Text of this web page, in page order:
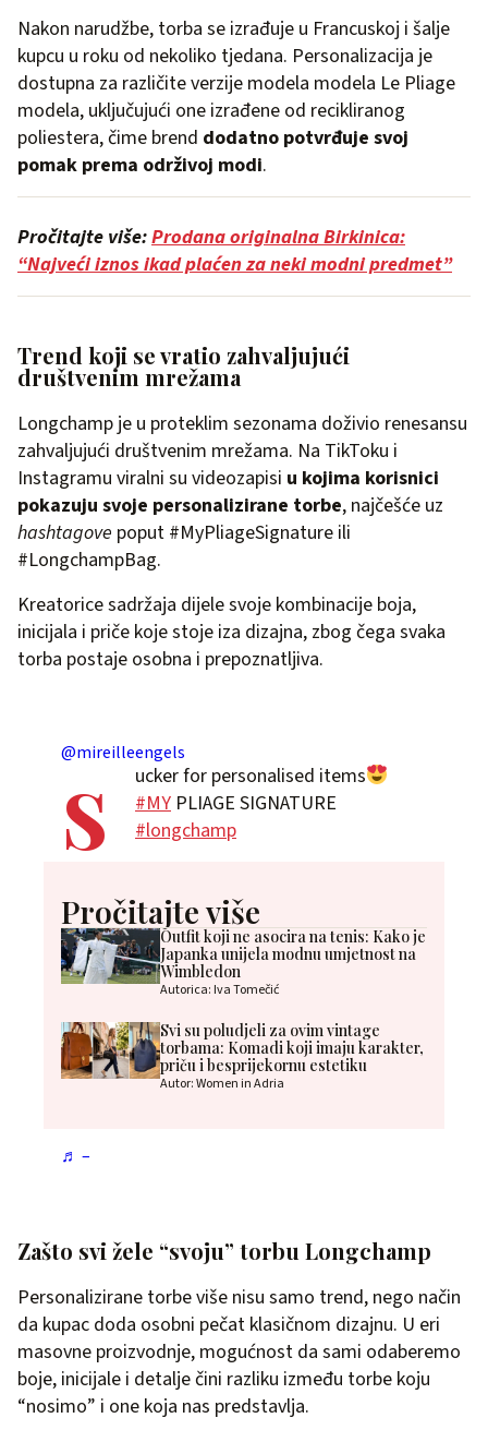
Nakon narudžbe, torba se izrađuje u Francuskoj i šalje
kupcu u roku od nekoliko tjedana. Personalizacija je
dostupna za različite verzije modela modela Le Pliage
modela, uključujući one izrađene od recikliranog
poliestera, čime brend dodatno potvrđuje svoj
pomak prema održivoj modi.
Pročitajte više:Prodana originalna Birkinica:
“Najveći iznos ikad plaćen za neki modni predmet”
Trend koji se vratio zahvaljujući
društvenim mrežama
Longchamp je u proteklim sezonama doživio renesansu
zahvaljujući društvenim mrežama. Na TikToku i
Instagramu viralni su videozapisi u kojima korisnici
pokazuju svoje personalizirane torbe, najčešće uz
hashtagove poput #MyPliageSignature ili
#LongchampBag.
Kreatorice sadržaja dijele svoje kombinacije boja,
inicijala i priče koje stoje iza dizajna, zbog čega svaka
torba postaje osobna i prepoznatljiva.
@mireilleengels
s
ucker for personalised items
#MY PLIAGE SIGNATURE
#longchamp
Pročitajte više
Outfit koji ne asocira na tenis: Kako je
Japanka unijela modnu umjetnost na
Wimbledon
Autorica: Iva Tomečić
Svi su poludjeli za ovim vintage
torbama: Komadi koji imaju karakter,
priču i besprijekornu estetiku
Autor: Women in Adria
♬ –
Zašto svi žele “svoju” torbu Longchamp
Personalizirane torbe više nisu samo trend, nego način
da kupac doda osobni pečat klasičnom dizajnu. U eri
masovne proizvodnje, mogućnost da sami odaberemo
boje, inicijale i detalje čini razliku između torbe koju
“nosimo” i one koja nas predstavlja.